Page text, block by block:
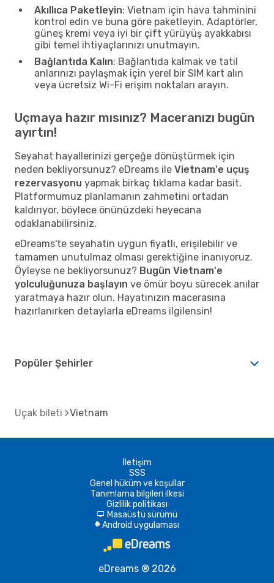
Akıllıca Paketleyin: Vietnam için hava tahminini
kontrol edin ve buna göre paketleyin. Adaptörler,
güneş kremi veya iyi bir çift yürüyüş ayakkabısı
gibi temel ihtiyaçlarınızı unutmayın.
Bağlantıda Kalın: Bağlantıda kalmak ve tatil
anlarınızı paylaşmak için yerel bir SIM kart alın
veya ücretsiz Wi-Fi erişim noktaları arayın.
Uçmaya hazır mısınız? Maceranızı bugün
ayırtın!
Seyahat hayallerinizi gerçeğe dönüştürmek için
neden bekliyorsunuz? eDreams ile Vietnam'e uçuş
rezervasyonu yapmak birkaç tıklama kadar basit.
Platformumuz planlamanın zahmetini ortadan
kaldırıyor, böylece önünüzdeki heyecana
odaklanabilirsiniz.
eDreams'te seyahatin uygun fiyatlı, erişilebilir ve
tamamen unutulmaz olması gerektiğine inanıyoruz.
Öyleyse ne bekliyorsunuz? Bugün Vietnam'e
yolculuğunuza başlayın ve ömür boyu sürecek anılar
yaratmaya hazır olun. Hayatınızın macerasına
hazırlanırken detaylarla eDreams ilgilensin!
Popüler Şehirler
Uçak bileti Vietnam
İletişim
SSS
Genel hüküm ve koşullar
Tanımlama bilgileri ilkesi
Gizlilik politikası
d Masaüstü sürümü
A Android uygulaması
eDreams ® 2026